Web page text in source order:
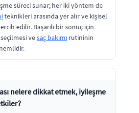
süreci sunar; her iki yöntem de
teknikleri arasında yer alır ve kişisel
edilir. Başarılı bir sonuç için
vesaç bakımı rutininin
nelere dikkat etmek, iyileşme